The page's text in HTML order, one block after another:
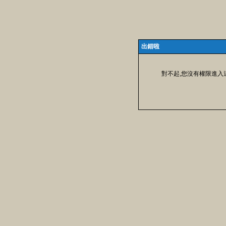
出錯啦
對不起,您沒有權限進入